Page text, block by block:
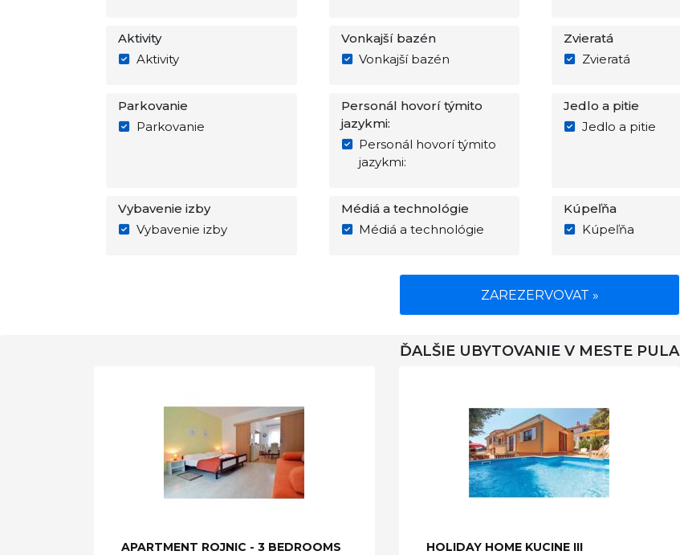
Aktivity
Aktivity
Vonkajší bazén
Vonkajší bazén
Zvieratá
Zvieratá
Parkovanie
Parkovanie
Personál hovorí týmito
jazykmi:
Personál hovorí týmito
jazykmi:
Jedlo a pitie
Jedlo a pitie
Vybavenie izby
Vybavenie izby
Médiá a technológie
Médiá a technológie
Kúpeľňa
Kúpeľňa
ZAREZERVOVAT »
ĎALŠIE UBYTOVANIE V MESTE PULA
APARTMENT ROJNIC - 3 BEDROOMS
HOLIDAY HOME KUCINE III